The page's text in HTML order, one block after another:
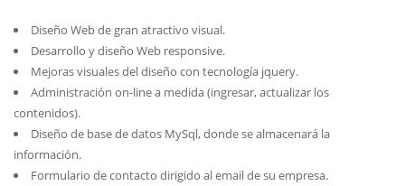
Diseño Web de gran atractivo visual.
Desarrollo y diseño Web responsive.
Mejoras visuales del diseño con tecnología jquery.
Administración on-line a medida (ingresar, actualizar los
contenidos).
Diseño de base de datos MySql, donde se almacenará la
información.
Formulario de contacto dirigido al email de su empresa.